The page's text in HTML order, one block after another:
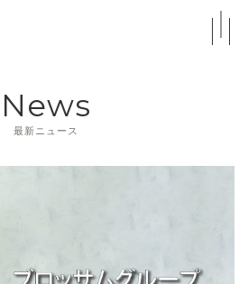
News
最新ニュース